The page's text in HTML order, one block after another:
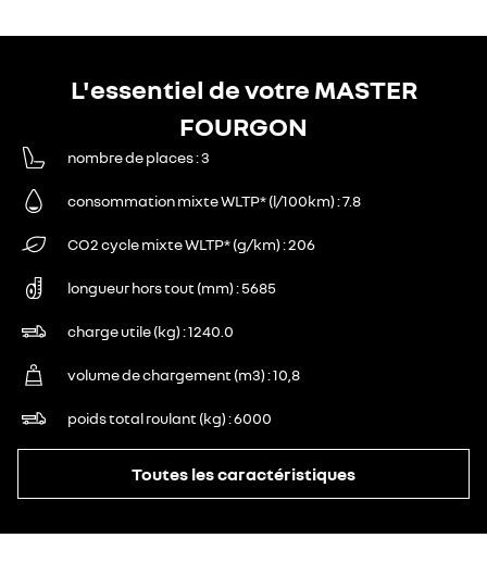
L'essentiel de votre MASTER
FOURGON
nombre de places 3
consommation mixte WLTP* (l/100km) 7.8
CO2 cycle mixte WLTP* (g/km) 206
longueur hors tout (mm) 5685
charge utile (kg) 1240.0
volume de chargement (m3) 10,8
poids total roulant (kg) 6000
Toutes les caractéristiques